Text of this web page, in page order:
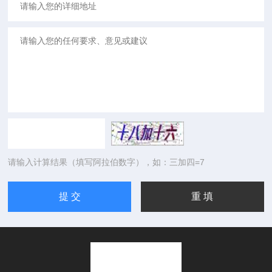
请输入计算结果（填写阿拉伯数字），如：三加四=7